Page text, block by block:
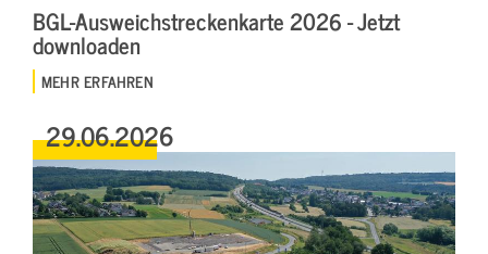
BGL-Ausweichstreckenkarte 2026 - Jetzt
downloaden
MEHR ERFAHREN
29.06.2026